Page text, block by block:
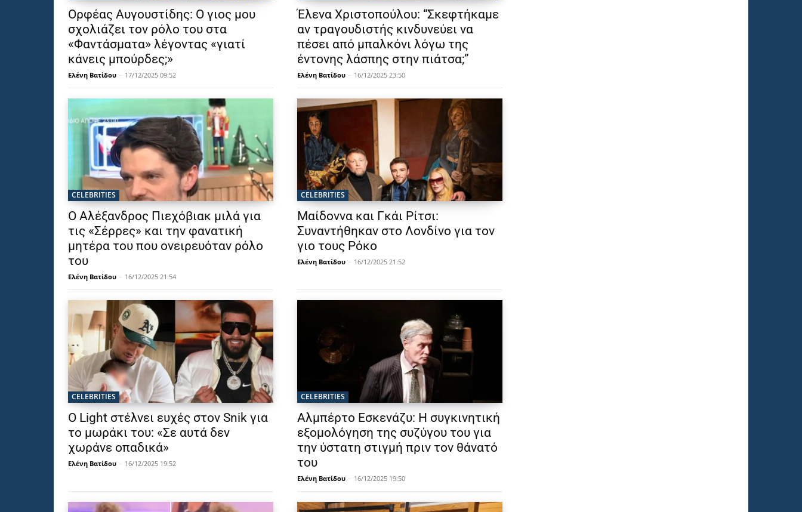
Ορφέας Αυγουστίδης: Ο γιος μου
σχολιάζει τον ρόλο του στα
«Φαντάσματα» λέγοντας «γιατί
κάνεις μπούρδες;»
Ελένη Βατίδου - 17/12/2025 09:52
Έλενα Χριστοπούλου: “Σκεφτήκαμε
αν τραγουδιστής κινδυνεύει να
πέσει από μπαλκόνι λόγω της
έντονης λάσπης στην πιάτσα;”
Ελένη Βατίδου - 16/12/2025 23:50
CELEBRITIES
Ο Αλέξανδρος Πιεχόβιακ μιλά για
τις «Σέρρες» και την φανατική
μητέρα του που ονειρευόταν ρόλο
του
Ελένη Βατίδου - 16/12/2025 21:54
CELEBRITIES
Μαίδοννα και Γκάι Ρίτσι:
Συναντήθηκαν στο Λονδίνο για τον
γιο τους Ρόκο
Ελένη Βατίδου - 16/12/2025 21:52
CELEBRITIES
Ο Light στέλνει ευχές στον Snik για
το μωράκι του: «Σε αυτά δεν
χωράνε οπαδικά»
Ελένη Βατίδου - 16/12/2025 19:52
CELEBRITIES
Αλμπέρτο Εσκενάζυ: Η συγκινητική
εξομολόγηση της συζύγου του για
την ύστατη στιγμή πριν τον θάνατό
του
Ελένη Βατίδου - 16/12/2025 19:50